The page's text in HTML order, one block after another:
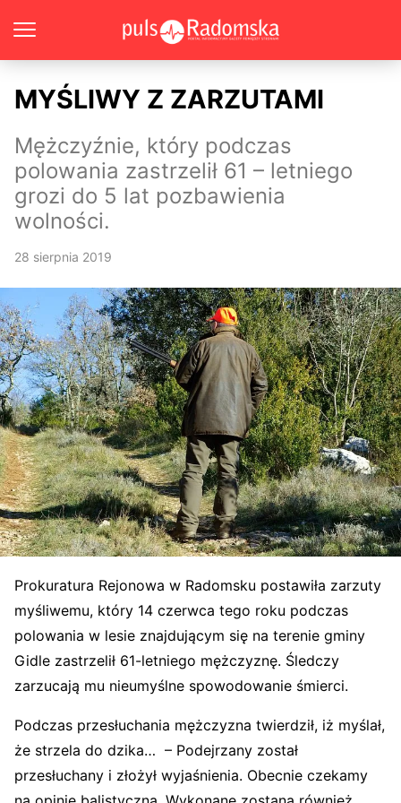
MYŚLIWY Z ZARZUTAMI
Mężczyźnie, który podczas
polowania zastrzelił 61 – letniego
grozi do 5 lat pozbawienia
wolności.
28 sierpnia 2019
Prokuratura Rejonowa w Radomsku postawiła zarzuty
myśliwemu, który 14 czerwca tego roku podczas
polowania w lesie znajdującym się na terenie gminy
Gidle zastrzelił 61-letniego mężczyznę. Śledczy
zarzucają mu nieumyślne spowodowanie śmierci.
Podczas przesłuchania mężczyzna twierdził, iż myślał,
że strzela do dzika… – Podejrzany został
przesłuchany i złożył wyjaśnienia. Obecnie czekamy